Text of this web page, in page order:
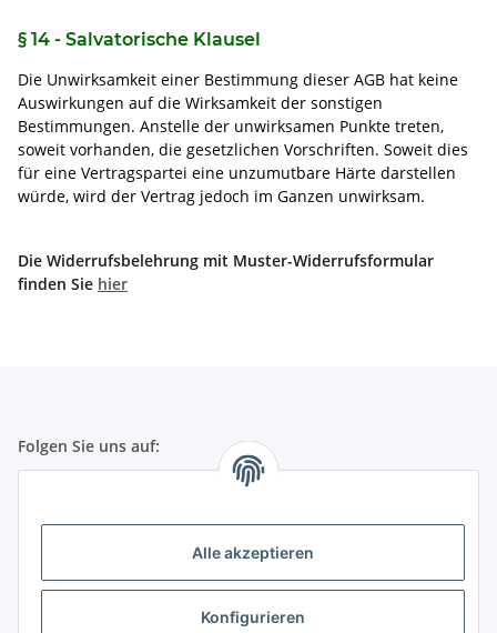
Alle akzeptieren
Konfigurieren
§ 14 - Salvatorische Klausel
Die Unwirksamkeit einer Bestimmung dieser AGB hat keine
Auswirkungen auf die Wirksamkeit der sonstigen
Bestimmungen. Anstelle der unwirksamen Punkte treten,
soweit vorhanden, die gesetzlichen Vorschriften. Soweit dies
für eine Vertragspartei eine unzumutbare Härte darstellen
würde, wird der Vertrag jedoch im Ganzen unwirksam.
Die Widerrufsbelehrung mit Muster-Widerrufsformular
finden Sie hier
Folgen Sie uns auf:
Gesetzliche Informationen
Telefonische Beratung und Bestellung unter:
+49 (0) 651 99 555 055